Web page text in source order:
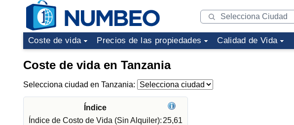
Coste de vida Precios de las propiedades Calidad de Vida
Coste de vida en Tanzania
Selecciona ciudad en Tanzania:
Índice
Índice de Costo de Vida (Sin Alquiler): 25,61